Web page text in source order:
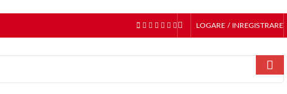
LOGARE / INREGISTRARE